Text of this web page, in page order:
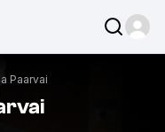
Paarvai